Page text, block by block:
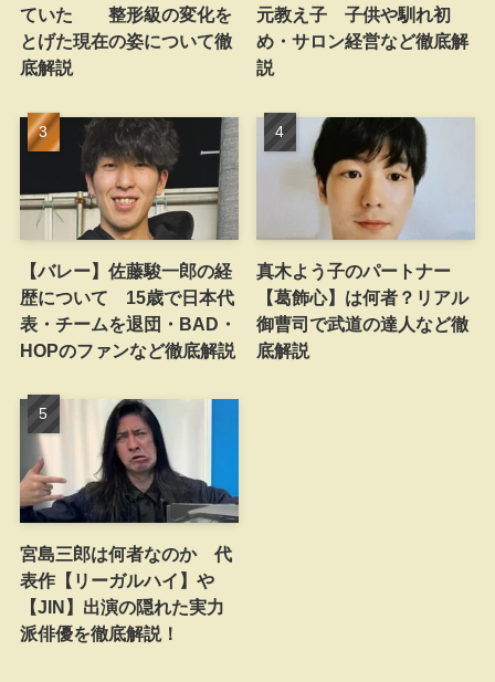
ていた 整形級の変化を
とげた現在の姿について徹
底解説
元教え子 子供や馴れ初
め・サロン経営など徹底解
説
【バレー】佐藤駿一郎の経
歴について 15歳で日本代
表・チームを退団・BAD・
HOPのファンなど徹底解説
真木よう子のパートナー
【葛飾心】は何者？リアル
御曹司で武道の達人など徹
底解説
宮島三郎は何者なのか 代
表作【リーガルハイ】や
【JIN】出演の隠れた実力
派俳優を徹底解説！